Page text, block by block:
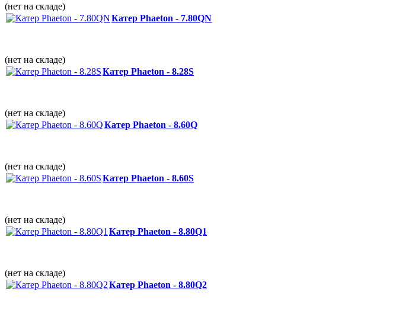
(нет на складе)
Катер Phaeton - 7.80QN
(нет на складе)
Катер Phaeton - 8.28S
(нет на складе)
Катер Phaeton - 8.60Q
(нет на складе)
Катер Phaeton - 8.60S
(нет на складе)
Катер Phaeton - 8.80Q1
(нет на складе)
Катер Phaeton - 8.80Q2